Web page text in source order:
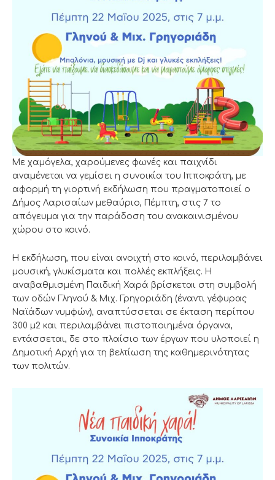
Με χαμόγελα, χαρούμενες φωνές και παιχνίδι
αναμένεται να γεμίσει η συνοικία του Ιπποκράτη, με
αφορμή τη γιορτινή εκδήλωση που πραγματοποιεί ο
Δήμος Λαρισαίων μεθαύριο, Πέμπτη, στις 7 το
απόγευμα για την παράδοση του ανακαινισμένου
χώρου στο κοινό.
Η εκδήλωση, που είναι ανοιχτή στο κοινό, περιλαμβάνει
μουσική, γλυκίσματα και πολλές εκπλήξεις. Η
αναβαθμισμένη Παιδική Χαρά βρίσκεται στη συμβολή
των οδών Γληνού & Μιχ. Γρηγοριάδη (έναντι γέφυρας
Ναϊάδων νυμφών), αναπτύσσεται σε έκταση περίπου
300 μ2 και περιλαμβάνει πιστοποιημένα όργανα,
εντάσσεται, δε στο πλαίσιο των έργων που υλοποιεί η
Δημοτική Αρχή για τη βελτίωση της καθημερινότητας
των πολιτών.